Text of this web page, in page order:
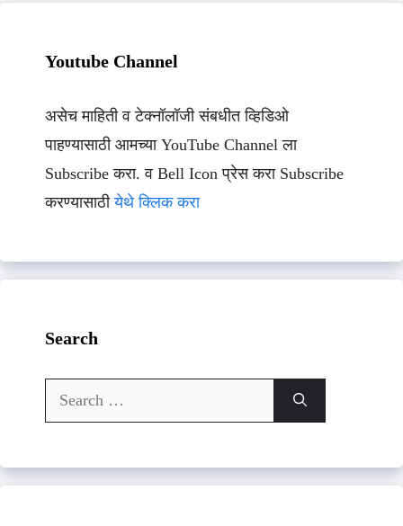
Youtube Channel
असेच माहिती व टेक्नॉलॉजी संबधीत व्हिडिओ
पाहण्यासाठी आमच्या YouTube Channel ला
Subscribe करा. व Bell Icon प्रेस करा Subscribe
करण्यासाठीयेथे क्लिक करा
Search
Search
for: